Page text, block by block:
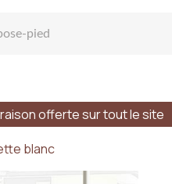
offerte sur tout le site
blanc